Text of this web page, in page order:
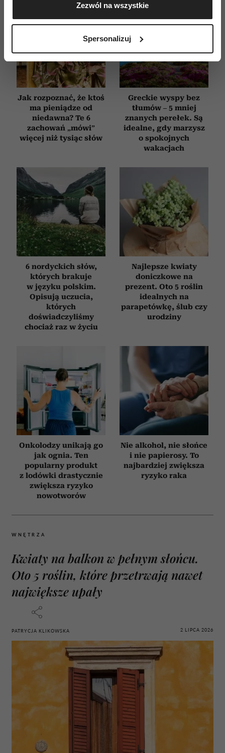
geograficznej z dokładnością nawet do kilku metrów
Identyfikować Twoje urządzenie, aktywnie
(fingerprinting, czyli wirtualny odcisk palca)
dane są przetwarzane oraz ustaw własne preferencje w
sekcji szczegółów. W Deklaracji plików cookie możesz
zmienić lub wycofać swoją zgodę w dowolnej chwili.
Wykorzystujemy pliki cookie do spersonalizowania treści
i reklam, aby oferować funkcje społecznościowe i
analizować ruch w naszej witrynie. Informacje o tym, jak
korzystasz z naszej witryny, udostępniamy partnerom
społecznościowym, reklamowym i analitycznym.
Partnerzy mogą połączyć te informacje z innymi danymi
otrzymanymi od Ciebie lub uzyskanymi podczas
korzystania z ich usług.
Zezwól na wszystkie
Spersonalizuj
Jak rozpoznać, że ktoś
ma pieniądze od
niedawna? Te 6
zachowań „mówi”
więcej niż tysiąc słów
Greckie wyspy bez
tłumów – 5 mniej
znanych perełek. Są
idealne, gdy marzysz
o spokojnych
wakacjach
6 nordyckich słów,
których brakuje
w języku polskim.
Opisują uczucia,
których
doświadczyliśmy
chociaż raz w życiu
Najlepsze kwiaty
doniczkowe na
prezent. Oto 5 roślin
idealnych na
parapetówkę, ślub czy
urodziny
Onkolodzy unikają go
jak ognia. Ten
popularny produkt
z lodówki drastycznie
zwiększa ryzyko
nowotworów
Nie alkohol, nie słońce
i nie papierosy. To
najbardziej zwiększa
ryzyko raka
WNĘTRZA
Kwiaty na balkon w pełnym słońcu.
Oto 5 roślin, które przetrwają nawet
największe upały
PATRYCJA KLIKOWSKA 2 LIPCA 2026